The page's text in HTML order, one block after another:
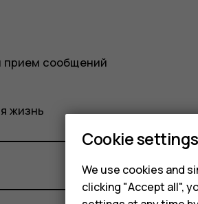
прием сообщений
жизнь
Cookie settings
We use cookies and
clicking "Accept all",